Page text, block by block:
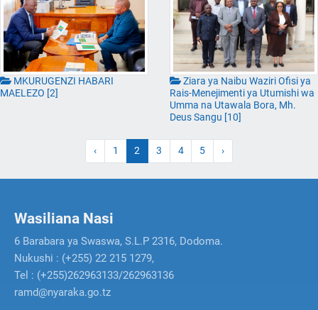
MKURUGENZI HABARI
MAELEZO [2]
Ziara ya Naibu Waziri Ofisi ya
Rais-Menejimenti ya Utumishi wa
Umma na Utawala Bora, Mh.
Deus Sangu [10]
‹ 1 2 3 4 5 ›
Wasiliana Nasi
6 Barabara ya Swaswa, S.L.P 2316, Dodoma.
Nukushi : (+255) 22 215 1279,
Tel : (+255)262963133/262963136
ramd@nyaraka.go.tz